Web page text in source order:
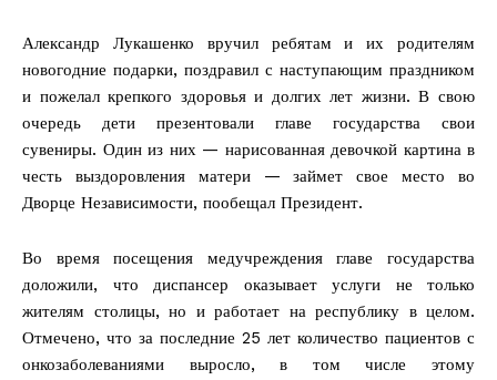
Александр Лукашенко вручил ребятам и их родителям
новогодние подарки, поздравил с наступающим праздником
и пожелал крепкого здоровья и долгих лет жизни. В свою
очередь дети презентовали главе государства свои
сувениры. Один из них — нарисованная девочкой картина в
честь выздоровления матери — займет свое место во
Дворце Независимости, пообещал Президент.
Во время посещения медучреждения главе государства
доложили, что диспансер оказывает услуги не только
жителям столицы, но и работает на республику в целом.
Отмечено, что за последние 25 лет количество пациентов с
онкозаболеваниями выросло, в том числе этому